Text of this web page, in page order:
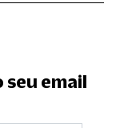
seu email